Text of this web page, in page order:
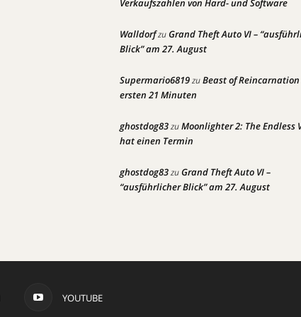
Verkaufszahlen von Hard- und Software
WalldorfzuGrand Theft Auto VI –
Blick” am 27. August
Supermario6819zuBeast of Reincarnation
ersten 21 Minuten
ghostdog83zuMoonlighter 2: The Endless
hat einen Termin
ghostdog83zuGrand Theft Auto VI –
“ausführlicher Blick” am 27. August
YOUTUBE